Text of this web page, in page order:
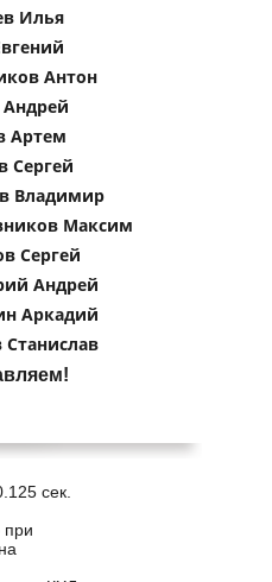
Илья
Антон
Артем
Сергей
Владимир
Максим
Сергей
Андрей
Аркадий
сек.
при